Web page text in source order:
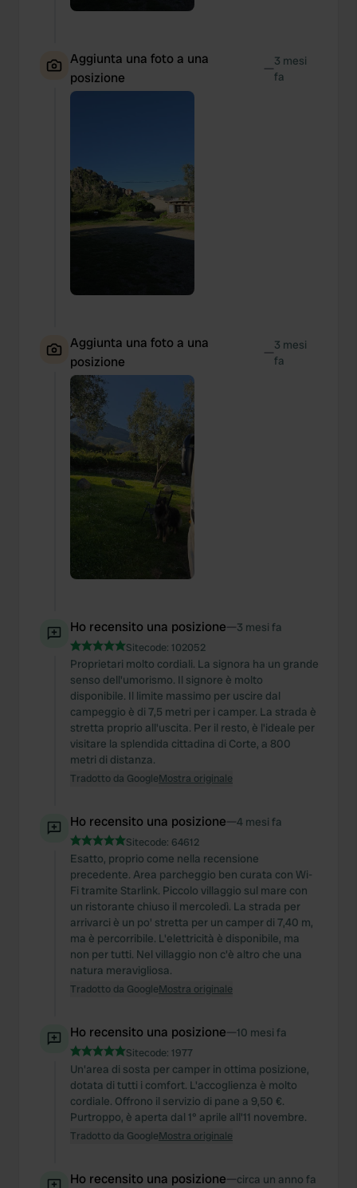
Aggiunta una foto a una
posizione
—3 mesi
fa
Aggiunta una foto a una
posizione
—3 mesi
fa
Ho recensito una posizione—3 mesi fa
Sitecode: 102052
Proprietari molto cordiali. La signora ha un grande
senso dell'umorismo. Il signore è molto
disponibile. Il limite massimo per uscire dal
campeggio è di 7,5 metri per i camper. La strada è
stretta proprio all'uscita. Per il resto, è l'ideale per
visitare la splendida cittadina di Corte, a 800
metri di distanza.
Tradotto da GoogleMostra originale
Ho recensito una posizione—4 mesi fa
Sitecode: 64612
Esatto, proprio come nella recensione
precedente. Area parcheggio ben curata con Wi-
Fi tramite Starlink. Piccolo villaggio sul mare con
un ristorante chiuso il mercoledì. La strada per
arrivarci è un po' stretta per un camper di 7,40 m,
ma è percorribile. L'elettricità è disponibile, ma
non per tutti. Nel villaggio non c'è altro che una
natura meravigliosa.
Tradotto da GoogleMostra originale
Ho recensito una posizione—10 mesi fa
Sitecode: 1977
Un'area di sosta per camper in ottima posizione,
dotata di tutti i comfort. L'accoglienza è molto
cordiale. Offrono il servizio di pane a 9,50 €.
Purtroppo, è aperta dal 1° aprile all'11 novembre.
Tradotto da GoogleMostra originale
Ho recensito una posizione—circa un anno fa